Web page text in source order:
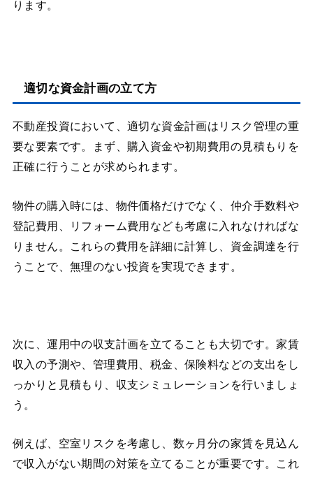
ります。
適切な資金計画の立て方
不動産投資において、適切な資金計画はリスク管理の重
要な要素です。まず、購入資金や初期費用の見積もりを
正確に行うことが求められます。
物件の購入時には、物件価格だけでなく、仲介手数料や
登記費用、リフォーム費用なども考慮に入れなければな
りません。これらの費用を詳細に計算し、資金調達を行
うことで、無理のない投資を実現できます。
次に、運用中の収支計画を立てることも大切です。家賃
収入の予測や、管理費用、税金、保険料などの支出をし
っかりと見積もり、収支シミュレーションを行いましょ
う。
例えば、空室リスクを考慮し、数ヶ月分の家賃を見込ん
で収入がない期間の対策を立てることが重要です。これ